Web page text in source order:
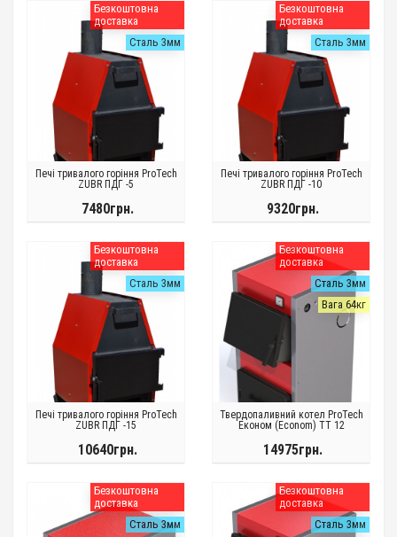
Безкоштовна
доставка
Сталь 3мм
Печі тривалого горіння ProTech
ZUBR ПДГ -5
7480грн.
Безкоштовна
доставка
Сталь 3мм
Печі тривалого горіння ProTech
ZUBR ПДГ -10
9320грн.
Безкоштовна
доставка
Сталь 3мм
Печі тривалого горіння ProTech
ZUBR ПДГ -15
10640грн.
Безкоштовна
доставка
Сталь 3мм
Вага 64кг
Твердопаливний котел ProTech
Економ (Econom) TT 12
14975грн.
Безкоштовна
доставка
Сталь 3мм
Безкоштовна
доставка
Сталь 3мм